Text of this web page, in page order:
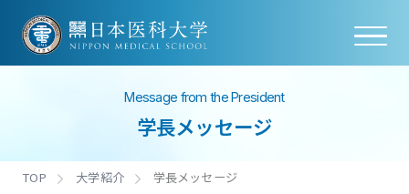
Message from the President
学長メッセージ
TOP 大学紹介 学長メッセージ